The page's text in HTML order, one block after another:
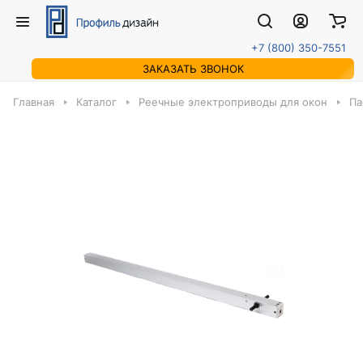
+7 (800) 350-7551
ЗАКАЗАТЬ ЗВОНОК
Главная Каталог Реечные электроприводы для окон